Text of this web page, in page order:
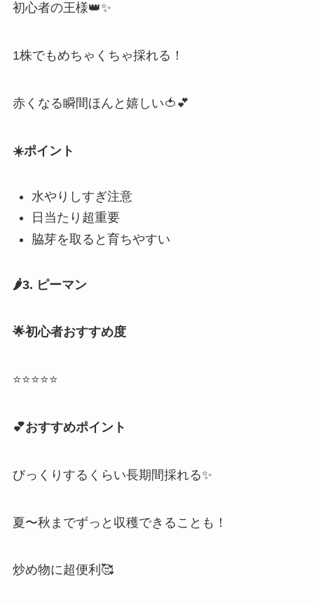
初心者の王様👑✨
1株でもめちゃくちゃ採れる！
赤くなる瞬間ほんと嬉しい🍅💕
☀️ポイント
水やりしすぎ注意
日当たり超重要
脇芽を取ると育ちやすい
🌶️3. ピーマン
🌟初心者おすすめ度
⭐⭐⭐⭐⭐
💕おすすめポイント
びっくりするくらい長期間採れる✨
夏〜秋までずっと収穫できることも！
炒め物に超便利🥰